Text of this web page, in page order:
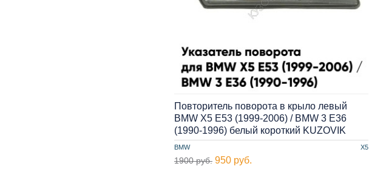
BMW X5
Повторитель поворота в крыло левый
BMW X5 E53 (1999-2006) / BMW 3 E36
(1990-1996) белый короткий KUZOVIK
1900 руб. 950 руб.